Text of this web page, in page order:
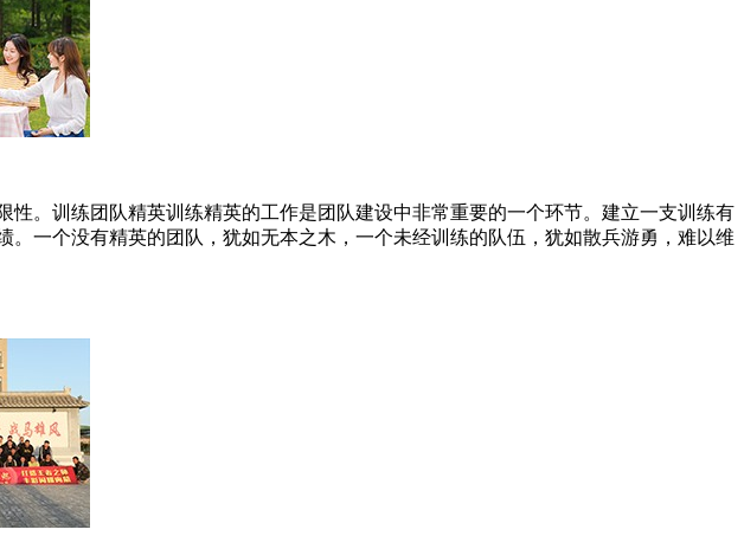
。训练团队精英训练精英的工作是团队建设中非常重要的一个环节。建立一支训练有
一个没有精英的团队，犹如无本之木，一个未经训练的队伍，犹如散兵游勇，难以维